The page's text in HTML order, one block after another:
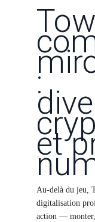
:
et
Au-delà du jeu,
digitalisation
action —